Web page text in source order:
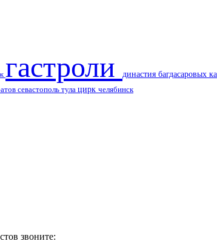
гастроли династия багдасаровых
севастополь тула цирк челябинск
звоните: